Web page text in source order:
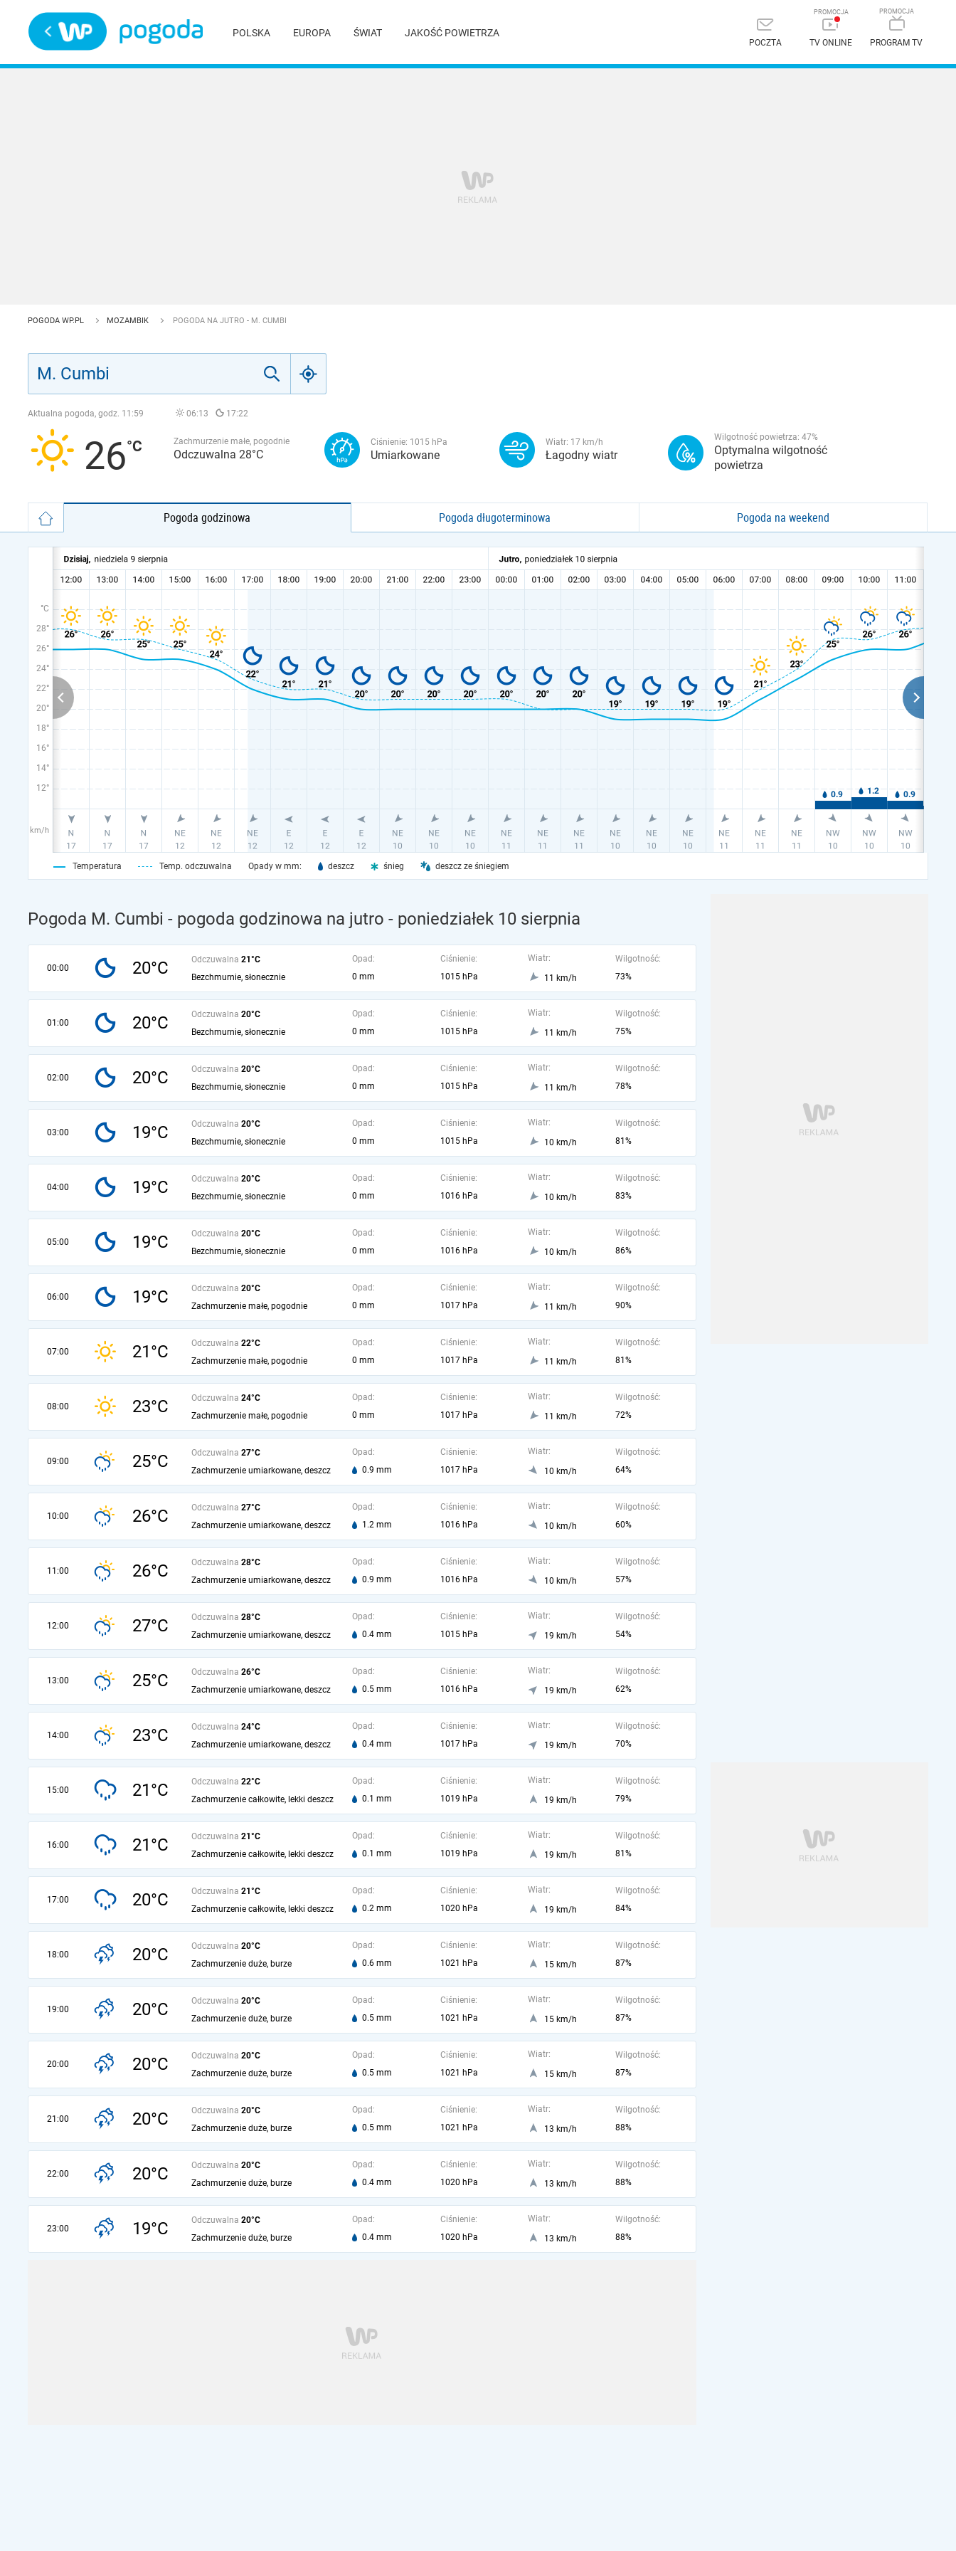
POLSKA EUROPA ŚWIAT JAKOŚĆ POWIETRZA
POCZTA TV ONLINE PROGRAM TV
POGODA WP.PL MOZAMBIK POGODA NA JUTRO - M. CUMBI
Aktualna pogoda, godz. 11:59 06:13 17:22
26 Zachmurzenie małe, pogodnie
Odczuwalna 28°C
Ciśnienie: 1015 hPa
Umiarkowane
Wiatr: 17 km/h
Łagodny wiatr
Wilgotność powietrza: 47%
Optymalna wilgotność
powietrza
Pogoda godzinowa Pogoda długoterminowa Pogoda na weekend
°C
28°
26°
24°
22°
20°
18°
16°
14°
12°
km/h
Temperatura Temp. odczuwalna Opady w mm: deszcz śnieg deszcz ze śniegiem
Pogoda M. Cumbi - pogoda godzinowa na jutro - poniedziałek 10 sierpnia
00:00 20°C Odczuwalna 21°C
Bezchmurnie, słonecznie
Opad:
0 mm
Ciśnienie:
1015 hPa
Wiatr:
11 km/h
Wilgotność:
73%
01:00 20°C Odczuwalna 20°C
Bezchmurnie, słonecznie
Opad:
0 mm
Ciśnienie:
1015 hPa
Wiatr:
11 km/h
Wilgotność:
75%
02:00 20°C Odczuwalna 20°C
Bezchmurnie, słonecznie
Opad:
0 mm
Ciśnienie:
1015 hPa
Wiatr:
11 km/h
Wilgotność:
78%
03:00 19°C Odczuwalna 20°C
Bezchmurnie, słonecznie
Opad:
0 mm
Ciśnienie:
1015 hPa
Wiatr:
10 km/h
Wilgotność:
81%
04:00 19°C Odczuwalna 20°C
Bezchmurnie, słonecznie
Opad:
0 mm
Ciśnienie:
1016 hPa
Wiatr:
10 km/h
Wilgotność:
83%
05:00 19°C Odczuwalna 20°C
Bezchmurnie, słonecznie
Opad:
0 mm
Ciśnienie:
1016 hPa
Wiatr:
10 km/h
Wilgotność:
86%
06:00 19°C Odczuwalna 20°C
Zachmurzenie małe, pogodnie
Opad:
0 mm
Ciśnienie:
1017 hPa
Wiatr:
11 km/h
Wilgotność:
90%
07:00 21°C Odczuwalna 22°C
Zachmurzenie małe, pogodnie
Opad:
0 mm
Ciśnienie:
1017 hPa
Wiatr:
11 km/h
Wilgotność:
81%
08:00 23°C Odczuwalna 24°C
Zachmurzenie małe, pogodnie
Opad:
0 mm
Ciśnienie:
1017 hPa
Wiatr:
11 km/h
Wilgotność:
72%
09:00 25°C Odczuwalna 27°C
Zachmurzenie umiarkowane, deszcz
Opad:
0.9 mm
Ciśnienie:
1017 hPa
Wiatr:
10 km/h
Wilgotność:
64%
10:00 26°C Odczuwalna 27°C
Zachmurzenie umiarkowane, deszcz
Opad:
1.2 mm
Ciśnienie:
1016 hPa
Wiatr:
10 km/h
Wilgotność:
60%
11:00 26°C Odczuwalna 28°C
Zachmurzenie umiarkowane, deszcz
Opad:
0.9 mm
Ciśnienie:
1016 hPa
Wiatr:
10 km/h
Wilgotność:
57%
12:00 27°C Odczuwalna 28°C
Zachmurzenie umiarkowane, deszcz
Opad:
0.4 mm
Ciśnienie:
1015 hPa
Wiatr:
19 km/h
Wilgotność:
54%
13:00 25°C Odczuwalna 26°C
Zachmurzenie umiarkowane, deszcz
Opad:
0.5 mm
Ciśnienie:
1016 hPa
Wiatr:
19 km/h
Wilgotność:
62%
14:00 23°C Odczuwalna 24°C
Zachmurzenie umiarkowane, deszcz
Opad:
0.4 mm
Ciśnienie:
1017 hPa
Wiatr:
19 km/h
Wilgotność:
70%
15:00 21°C Odczuwalna 22°C
Zachmurzenie całkowite, lekki deszcz
Opad:
0.1 mm
Ciśnienie:
1019 hPa
Wiatr:
19 km/h
Wilgotność:
79%
16:00 21°C Odczuwalna 21°C
Zachmurzenie całkowite, lekki deszcz
Opad:
0.1 mm
Ciśnienie:
1019 hPa
Wiatr:
19 km/h
Wilgotność:
81%
17:00 20°C Odczuwalna 21°C
Zachmurzenie całkowite, lekki deszcz
Opad:
0.2 mm
Ciśnienie:
1020 hPa
Wiatr:
19 km/h
Wilgotność:
84%
18:00 20°C Odczuwalna 20°C
Zachmurzenie duże, burze
Opad:
0.6 mm
Ciśnienie:
1021 hPa
Wiatr:
15 km/h
Wilgotność:
87%
19:00 20°C Odczuwalna 20°C
Zachmurzenie duże, burze
Opad:
0.5 mm
Ciśnienie:
1021 hPa
Wiatr:
15 km/h
Wilgotność:
87%
20:00 20°C Odczuwalna 20°C
Zachmurzenie duże, burze
Opad:
0.5 mm
Ciśnienie:
1021 hPa
Wiatr:
15 km/h
Wilgotność:
87%
21:00 20°C Odczuwalna 20°C
Zachmurzenie duże, burze
Opad:
0.5 mm
Ciśnienie:
1021 hPa
Wiatr:
13 km/h
Wilgotność:
88%
22:00 20°C Odczuwalna 20°C
Zachmurzenie duże, burze
Opad:
0.4 mm
Ciśnienie:
1020 hPa
Wiatr:
13 km/h
Wilgotność:
88%
23:00 19°C Odczuwalna 20°C
Zachmurzenie duże, burze
Opad:
0.4 mm
Ciśnienie:
1020 hPa
Wiatr:
13 km/h
Wilgotność:
88%